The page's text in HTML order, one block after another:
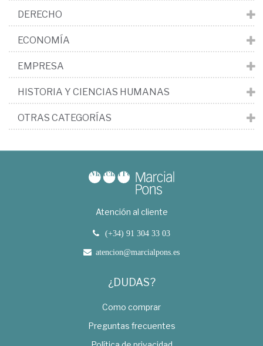
DERECHO
ECONOMÍA
EMPRESA
HISTORIA Y CIENCIAS HUMANAS
OTRAS CATEGORÍAS
Atención al cliente
(+34) 91 304 33 03
atencion@marcialpons.es
¿DUDAS?
Como comprar
Preguntas frecuentes